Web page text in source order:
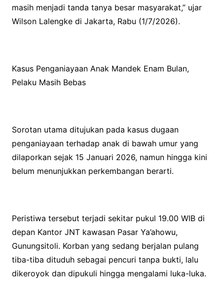
masih menjadi tanda tanya besar masyarakat,” ujar
Wilson Lalengke di Jakarta, Rabu (1/7/2026).
Kasus Penganiayaan Anak Mandek Enam Bulan,
Pelaku Masih Bebas
Sorotan utama ditujukan pada kasus dugaan
penganiayaan terhadap anak di bawah umur yang
dilaporkan sejak 15 Januari 2026, namun hingga kini
belum menunjukkan perkembangan berarti.
Peristiwa tersebut terjadi sekitar pukul 19.00 WIB di
depan Kantor JNT kawasan Pasar Ya’ahowu,
Gunungsitoli. Korban yang sedang berjalan pulang
tiba-tiba dituduh sebagai pencuri tanpa bukti, lalu
dikeroyok dan dipukuli hingga mengalami luka-luka.